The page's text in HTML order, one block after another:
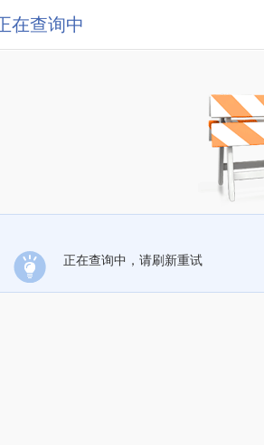
在查询中
正在查询中，请刷新重试